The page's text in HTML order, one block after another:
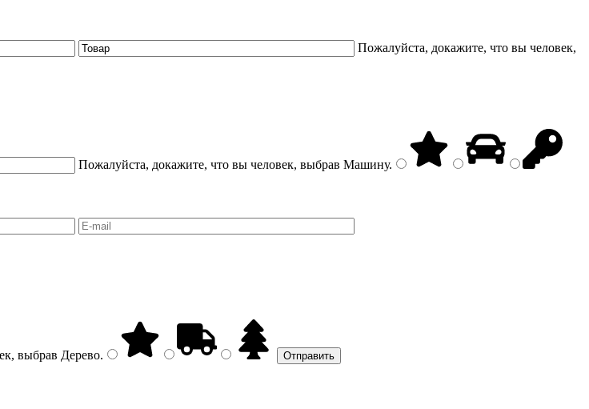
Пожалуйста, докажите, что вы человек,
Пожалуйста, докажите, что вы человек, выбрав Машину.
выбрав Дерево.